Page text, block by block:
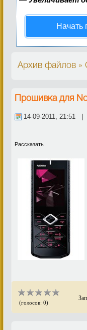
Начать
Архив файлов »
Прошивка для
14-09-2011, 21:51
Рассказать
(голосов: 0)